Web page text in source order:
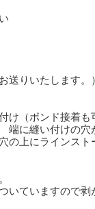
い
りいたします。）
け（ボンド接着も
に縫い付けの穴
の上にラインスト
ていますので剥